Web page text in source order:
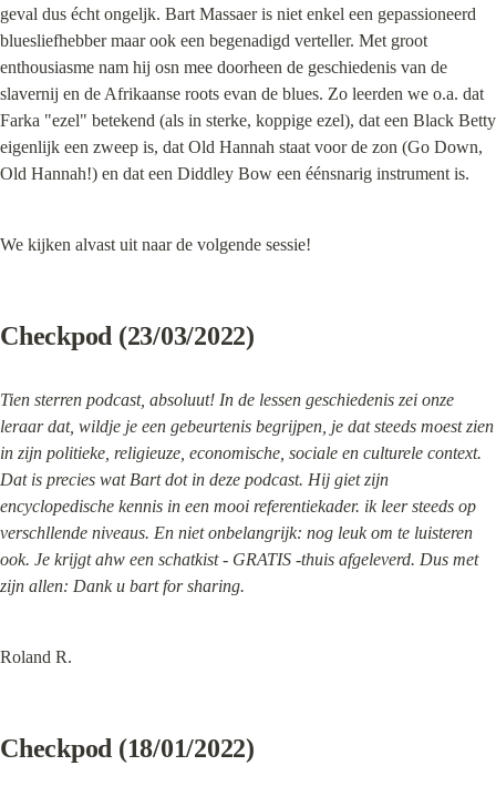
geval dus écht ongeljk. Bart Massaer is niet enkel een gepassioneerd
bluesliefhebber maar ook een begenadigd verteller. Met groot
enthousiasme nam hij osn mee doorheen de geschiedenis van de
slavernij en de Afrikaanse roots evan de blues. Zo leerden we o.a. dat
Farka "ezel" betekend (als in sterke, koppige ezel), dat een Black Betty
eigenlijk een zweep is, dat Old Hannah staat voor de zon (Go Down,
Old Hannah!) en dat een Diddley Bow een éénsnarig instrument is.
We kijken alvast uit naar de volgende sessie!
Checkpod (23/03/2022)
Tien sterren podcast, absoluut! In de lessen geschiedenis zei onze
leraar dat, wildje je een gebeurtenis begrijpen, je dat steeds moest zien
in zijn politieke, religieuze, economische, sociale en culturele context.
Dat is precies wat Bart dot in deze podcast. Hij giet zijn
encyclopedische kennis in een mooi referentiekader. ik leer steeds op
verschllende niveaus. En niet onbelangrijk: nog leuk om te luisteren
ook. Je krijgt ahw een schatkist - GRATIS -thuis afgeleverd. Dus met
zijn allen: Dank u bart for sharing.
Roland R.
Checkpod (18/01/2022)